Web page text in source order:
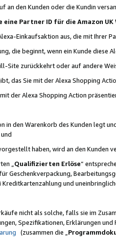
an den Kunden oder die Kundin
Partner ID für die Amazon
Einkaufsaktion aus, die mit Ihrer
die beginnt, wenn ein Kunde diese
Site zurückkehrt oder auf andere
das Sie mit der Alexa Shopping
der Alexa Shopping Action
den Warenkorb des Kunden legt
haben, wird an den Kunden
„ Qualifizierten Erlöse“
Geschenkverpackung,
und
nicht als solche, falls sie im
Spezifikationen, Erklärungen
(zusammen die „